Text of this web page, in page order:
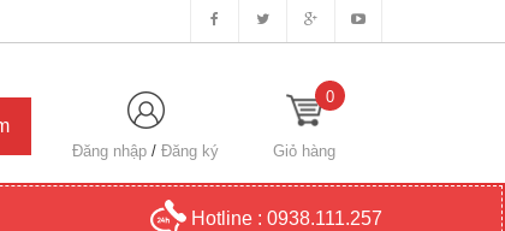
Đăng nhập /Đăng ký Giỏ hàng
0
Hotline : 0938.111.257